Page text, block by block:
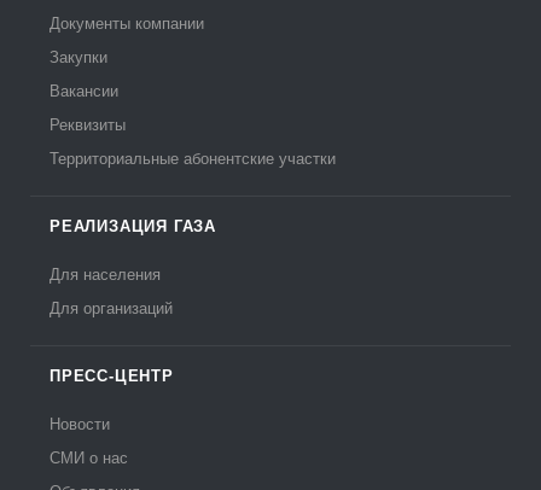
Документы компании
Закупки
Вакансии
Реквизиты
Территориальные абонентские участки
РЕАЛИЗАЦИЯ ГАЗА
Для населения
Для организаций
ПРЕСС-ЦЕНТР
Новости
СМИ о нас